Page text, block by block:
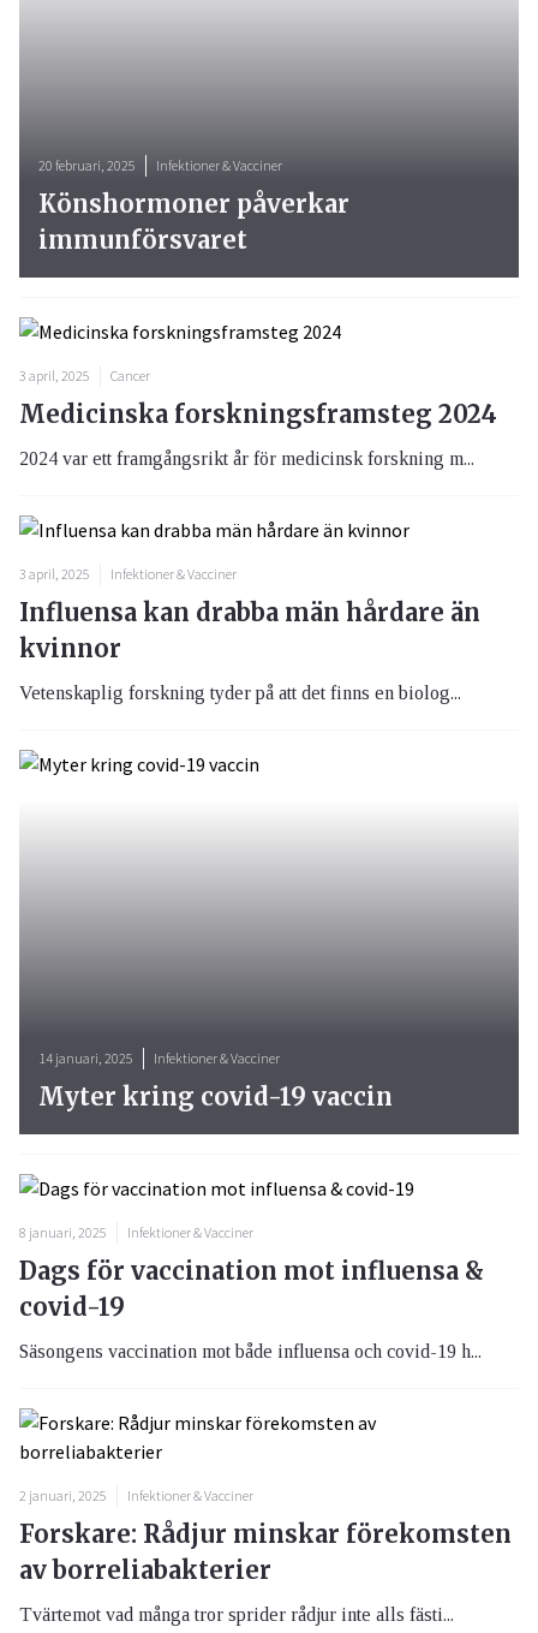
3 april, 2025 Cancer
Medicinska forskningsframsteg 2024
2024 var ett framgångsrikt år för medicinsk forskning m...
3 april, 2025 Infektioner & Vacciner
Influensa kan drabba män hårdare än
kvinnor
Vetenskaplig forskning tyder på att det finns en biolog...
20 februari, 2025 Infektioner & Vacciner
Könshormoner påverkar
immunförsvaret
14 januari, 2025 Infektioner & Vacciner
Myter kring covid-19 vaccin
8 januari, 2025 Infektioner & Vacciner
Dags för vaccination mot influensa &
covid-19
Säsongens vaccination mot både influensa och covid-19 h...
2 januari, 2025 Infektioner & Vacciner
Forskare: Rådjur minskar förekomsten
av borreliabakterier
Tvärtemot vad många tror sprider rådjur inte alls fästi...